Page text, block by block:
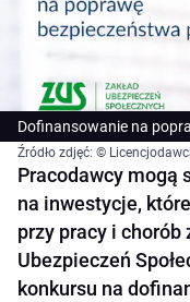
Dofinansowanie na
Źródło zdjęć: ©
Pracodawcy mogą
na inwestycje,
przy pracy i chorób
Ubezpieczeń
konkursu na